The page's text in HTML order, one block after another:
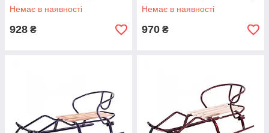
Немає в наявності
928 ₴
Немає в наявності
970 ₴